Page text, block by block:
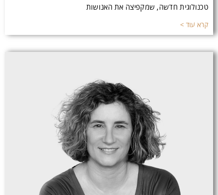
טכנולוגית חדשה, שמקפיצה את האנושות
קרא עוד >